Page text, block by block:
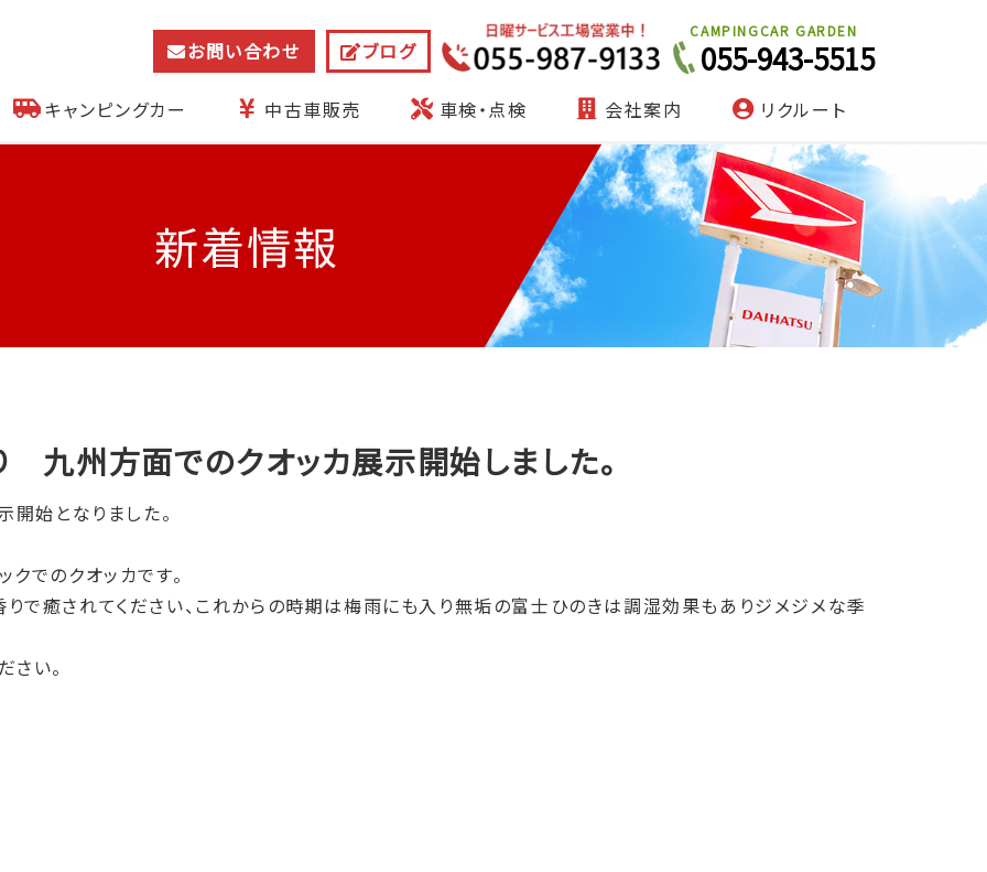
お問い合わせ ブログ
CAMPINGCAR GARDEN
055-943-5515
キャンピングカー 中古車販売 車検・点検 会社案内 リクルート
新着情報
九州方面でのクオッカ展示開始しました。
始となりました。
でのクオッカです。
で癒されてください、これからの時期は梅雨にも入り無垢の富士ひのきは調湿効果もありジメジメな季
さい。